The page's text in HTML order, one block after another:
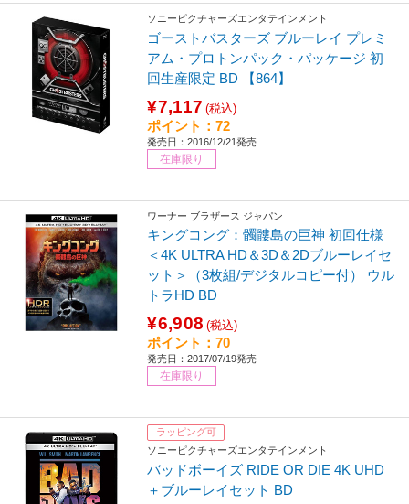
ソニーピクチャーズエンタテインメント
ゴーストバスターズ ブルーレイ プレミ
アム・プロトンパック・パッケージ 初
回生産限定 BD 【864】
¥7,117 (税込)
ポイント：72
発売日：2016/12/21発売
在庫限り
ワーナー ブラザース ジャパン
キングコング：髑髏島の巨神 初回仕様
＜4K ULTRA HD＆3D＆2Dブルーレイセ
ット＞（3枚組/デジタルコピー付） ウル
トラHD BD
¥6,908 (税込)
ポイント：70
発売日：2017/07/19発売
在庫限り
ラッピング可
ソニーピクチャーズエンタテインメント
バッドボーイズ RIDE OR DIE 4K UHD
＋ブルーレイセット BD